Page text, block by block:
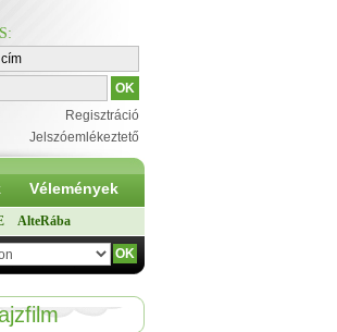
:
Regisztráció
Jelszóemlékeztető
Vélemények
AlteRába